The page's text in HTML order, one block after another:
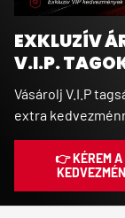
EXKLUZÍV
V.I.P.
Vásárolj V.I.P
extra
👉 KÉREM A